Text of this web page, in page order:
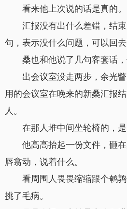
看来他上次说的话是真的。
汇报没有出什么差错，结
句，表示没什么问题，可以回去
桑也和他说了几句客套话，
出会议室没走两步，余光
用的会议室在晚来的新桑汇报
人。
在那人堆中间坐轮椅的，是
他高高抬起一份文件，砸
唇翕动，说着什么。
看周围人畏畏缩缩跟个鹌
挑了毛病。